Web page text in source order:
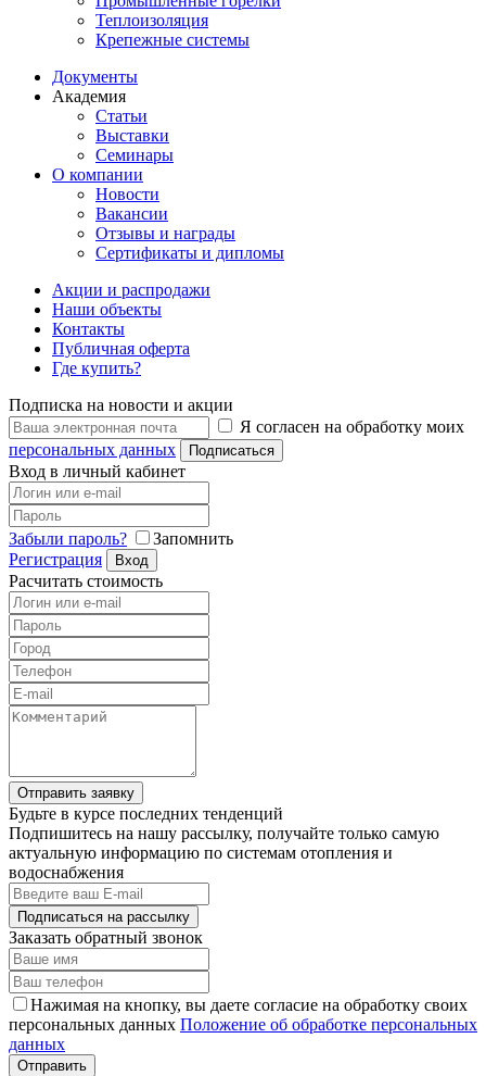
Теплоизоляция
Крепежные системы
Документы
Академия
Статьи
Выставки
Семинары
О компании
Новости
Вакансии
Отзывы и награды
Сертификаты и дипломы
Акции и распродажи
Наши объекты
Контакты
Публичная оферта
Где купить?
Подписка на новости и акции
Я согласен на обработку моих
персональных данных
Подписаться
Вход в личный кабинет
Забыли пароль?
Запомнить
Регистрация
Вход
Расчитать стоимость
Отправить заявку
Будьте в курсе последних тенденций
Подпишитесь на нашу рассылку, получайте только самую
актуальную информацию по системам отопления и
водоснабжения
Подписаться на рассылку
Заказать обратный звонок
Нажимая на кнопку, вы даете согласие на обработку своих
персональных данных Положение об обработке персональных
данных